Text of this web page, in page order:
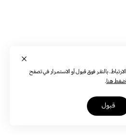
بالنقر فوق قبول أو الاستمرار في تصفح
هنا.
قبول